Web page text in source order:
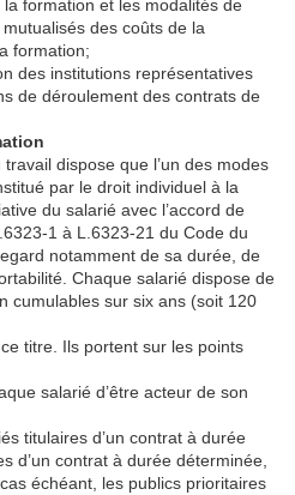
formation et les modalités de
des coûts de la
formation;
des institutions représentatives
de déroulement des contrats de
dispose que l’un des modes
par le droit individuel à la
du salarié avec l’accord de
1 à L.6323-21 du Code du
notamment de sa durée, de
Chaque salarié dispose de
cumulables sur six ans (soit 120
titre. Ils portent sur les points
salarié d’être acteur de son
titulaires d’un contrat à durée
d’un contrat à durée déterminée,
échéant, les publics prioritaires